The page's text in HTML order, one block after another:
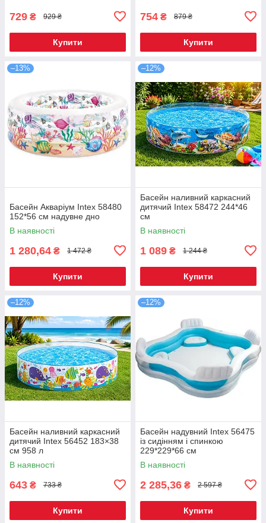
729 ₴ 929 ₴
Купити
754 ₴ 879 ₴
Купити
–13%
Басейн Акваріум Intex 58480
152*56 см надувне дно
В наявності
1 280,64 ₴ 1 472 ₴
Купити
–12%
Басейн наливний каркасний
дитячий Intex 58472 244*46
см
В наявності
1 089 ₴ 1 244 ₴
Купити
–12%
Басейн наливний каркасний
дитячий Intex 56452 183×38
см 958 л
В наявності
643 ₴ 733 ₴
Купити
–12%
Басейн надувний Intex 56475
із сидінням і спинкою
229*229*66 см
В наявності
2 285,36 ₴ 2 597 ₴
Купити